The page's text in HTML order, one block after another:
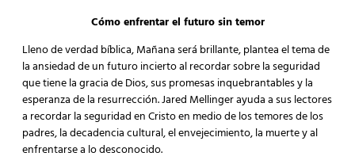
Cómo enfrentar el futuro sin temor
Lleno de verdad bíblica, Mañana será brillante, plantea el tema de
la ansiedad de un futuro incierto al recordar sobre la seguridad
que tiene la gracia de Dios, sus promesas inquebrantables y la
esperanza de la resurrección. Jared Mellinger ayuda a sus lectores
a recordar la seguridad en Cristo en medio de los temores de los
padres, la decadencia cultural, el envejecimiento, la muerte y al
enfrentarse a lo desconocido.